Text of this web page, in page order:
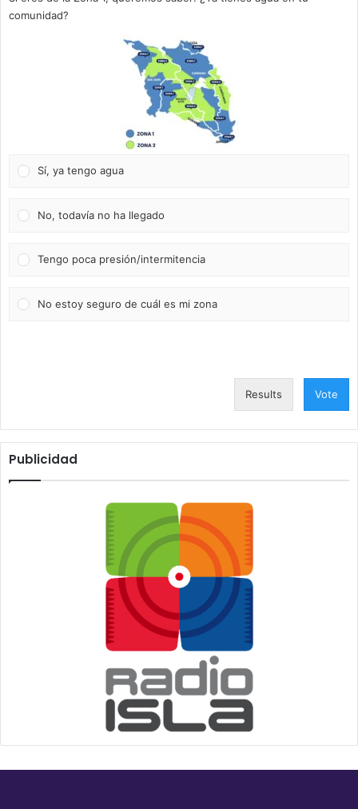
comunidad?
Sí, ya tengo agua
No, todavía no ha llegado
Tengo poca presión/intermitencia
No estoy seguro de cuál es mi zona
Results Vote
Publicidad